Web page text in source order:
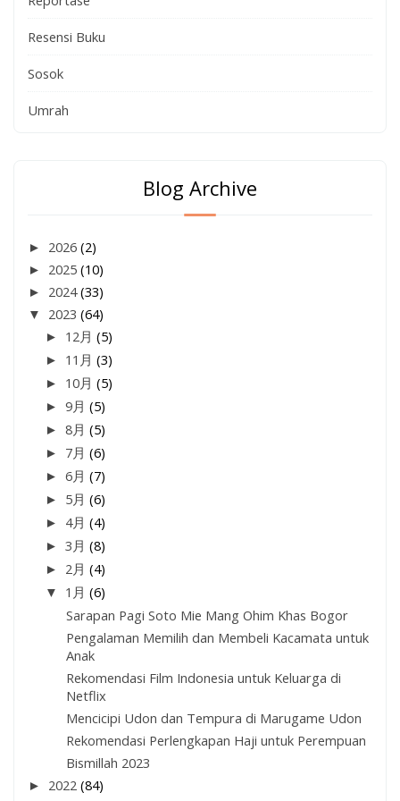
Resensi Buku
Sosok
Umrah
Blog Archive
► 2026 (2)
► 2025 (10)
► 2024(33)
▼ 2023 (64)
► 12月(5)
► 11月(3)
► 10月(5)
►9月(5)
►8月(5)
► 7月(6)
►6月(7)
► 5月(6)
► 4月(4)
►3月(8)
► 2月(4)
▼ 1月(6)
Sarapan Pagi Soto Mie Mang Ohim Khas Bogor
Pengalaman Memilih dan Membeli Kacamata untuk
Anak
Rekomendasi Film Indonesia untuk Keluarga di
Netflix
Mencicipi Udon dan Tempura di Marugame Udon
Rekomendasi Perlengkapan Haji untuk Perempuan
Bismillah 2023
► 2022 (84)